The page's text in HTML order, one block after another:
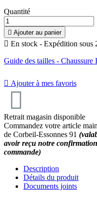
Quantité
 Ajouter au panier
 En stock - Expédition sous
Guide des tailles - Chaussure
 Ajouter à mes favoris
Retrait magasin disponible
Commandez votre article
de Corbeil-Essonnes 91
avoir reçu notre
commande)
Description
Détails du produit
Documents joints